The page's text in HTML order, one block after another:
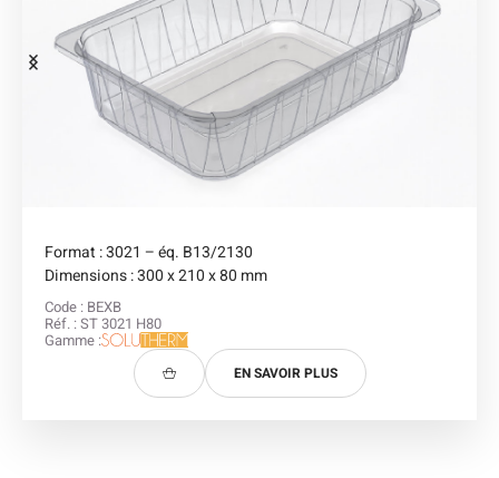
Format : 3021 – éq. B13/2130
Dimensions : 300 x 210 x 80 mm
Code : BEXB
Réf. : ST 3021 H80
Gamme :
EN SAVOIR PLUS